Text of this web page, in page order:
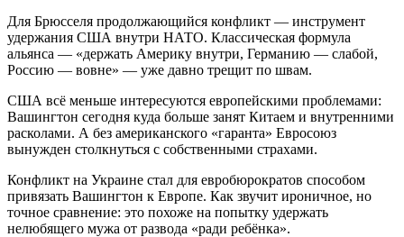
Для Брюсселя продолжающийся конфликт — инструмент
удержания США внутри НАТО. Классическая формула
альянса — «держать Америку внутри, Германию — слабой,
Россию — вовне» — уже давно трещит по швам.
США всё меньше интересуются европейскими проблемами:
Вашингтон сегодня куда больше занят Китаем и внутренними
расколами. А без американского «гаранта» Евросоюз
вынужден столкнуться с собственными страхами.
Конфликт на Украине стал для евробюрократов способом
привязать Вашингтон к Европе. Как звучит ироничное, но
точное сравнение: это похоже на попытку удержать
нелюбящего мужа от развода «ради ребёнка».